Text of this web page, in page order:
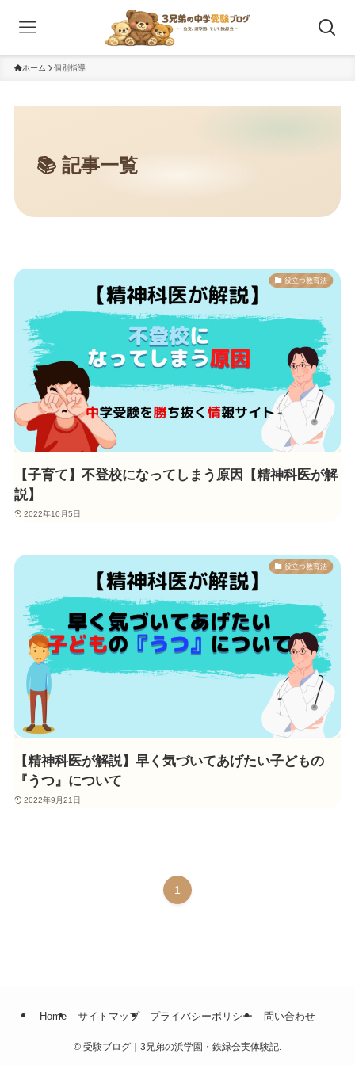
ホーム 個別指導
役立つ教育法
【子育て】不登校になってしまう原因【精神科医が解
説】
2022年10月5日
役立つ教育法
【精神科医が解説】早く気づいてあげたい子どもの
『うつ』について
2022年9月21日
1
Home サイトマップ プライバシーポリシー 問い合わせ
© 受験ブログ｜3兄弟の浜学園・鉄緑会実体験記.